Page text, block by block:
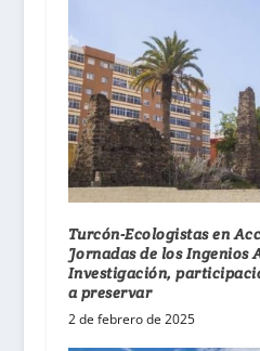
Turcón-Ecologistas en
Jornadas de los Ingenios
Investigación,
a preservar
2 de febrero de 2025